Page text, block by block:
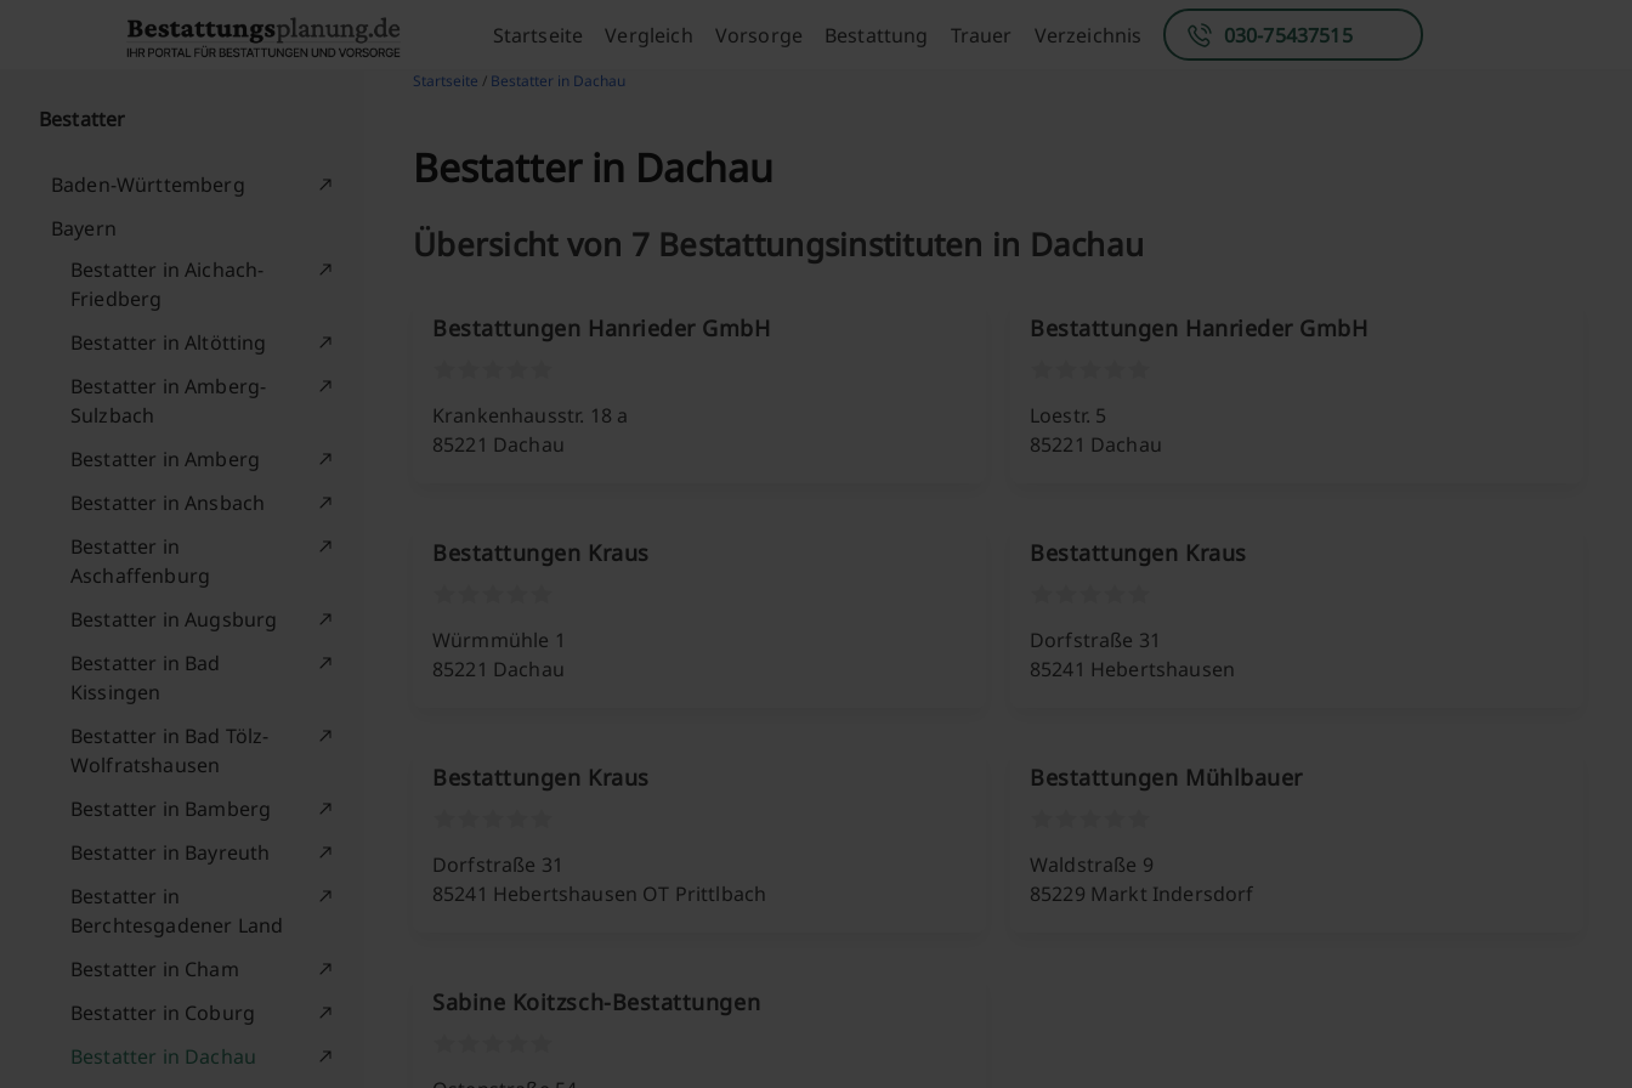
Startseite Vergleich Vorsorge Bestattung Trauer Verzeichnis 030-75437515
Bestatter
Baden-Württemberg
Bayern
Bestatter in Aichach-
Friedberg
Bestatter in Altötting
Bestatter in Amberg-
Sulzbach
Bestatter in Amberg
Bestatter in Ansbach
Bestatter in
Aschaffenburg
Bestatter in Augsburg
Bestatter in Bad
Kissingen
Bestatter in Bad Tölz-
Wolfratshausen
Bestatter in Bamberg
Bestatter in Bayreuth
Bestatter in
Berchtesgadener Land
Bestatter in Cham
Bestatter in Coburg
Bestatter in Dachau
Startseite / Bestatter in Dachau
Bestatter in Dachau
Übersicht von 7 Bestattungsinstituten in Dachau
Bestattungen Hanrieder GmbH
Krankenhausstr. 18 a
85221 Dachau
Bestattungen Hanrieder GmbH
Loestr. 5
85221 Dachau
Bestattungen Kraus
Würmmühle 1
85221 Dachau
Bestattungen Kraus
Dorfstraße 31
85241 Hebertshausen
Bestattungen Kraus
Dorfstraße 31
85241 Hebertshausen OT Prittlbach
Bestattungen Mühlbauer
Waldstraße 9
85229 Markt Indersdorf
Sabine Koitzsch-Bestattungen